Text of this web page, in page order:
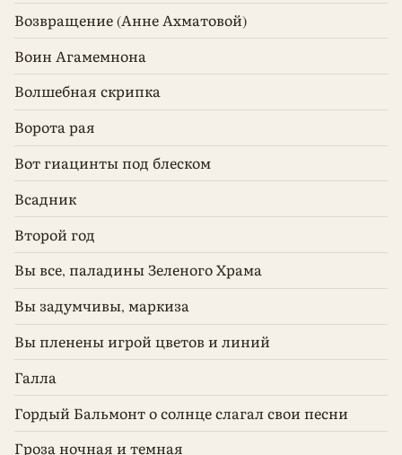
Возвращение (Анне Ахматовой)
Воин Агамемнона
Волшебная скрипка
Ворота рая
Вот гиацинты под блеском
Всадник
Второй год
Вы все, паладины Зеленого Храма
Вы задумчивы, маркиза
Вы пленены игрой цветов и линий
Галла
Гордый Бальмонт о солнце слагал свои песни
Гроза ночная и темная